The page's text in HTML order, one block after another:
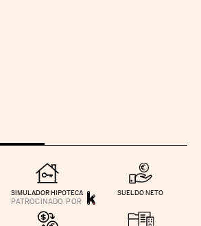
SIMULADOR HIPOTECA SUELDO NETO